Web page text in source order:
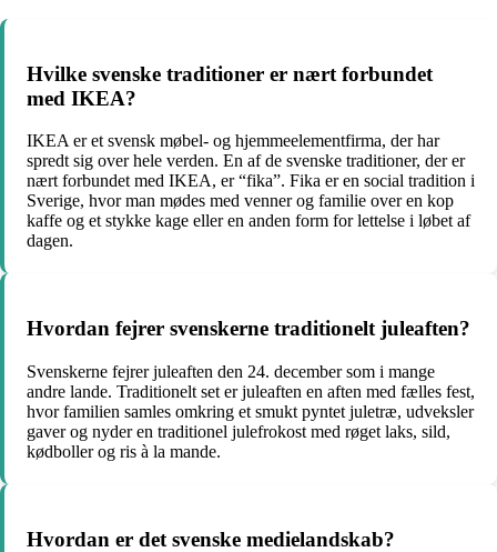
Hvilke svenske traditioner er nært forbundet
med IKEA?
IKEA er et svensk møbel- og hjemmeelementfirma, der har
spredt sig over hele verden. En af de svenske traditioner, der er
nært forbundet med IKEA, er “fika”. Fika er en social tradition i
Sverige, hvor man mødes med venner og familie over en kop
kaffe og et stykke kage eller en anden form for lettelse i løbet af
dagen.
Hvordan fejrer svenskerne traditionelt juleaften?
Svenskerne fejrer juleaften den 24. december som i mange
andre lande. Traditionelt set er juleaften en aften med fælles fest,
hvor familien samles omkring et smukt pyntet juletræ, udveksler
gaver og nyder en traditionel julefrokost med røget laks, sild,
kødboller og ris à la mande.
Hvordan er det svenske medielandskab?